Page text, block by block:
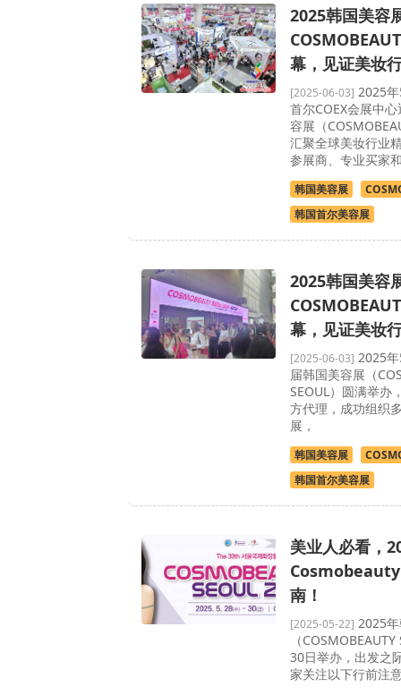
2025韩国美容
幕，见证美妆
[2025-06-03] 2025
首尔COEX会展中
容展（
汇聚全球美妆行业
参展商、专业买家
韩国美容展
韩国首尔美容展
2025韩国美容
幕，见证美妆
[2025-06-03] 2025
届韩国美容展（
SEOUL）圆满举办
方代理，成功组织
展，
韩国美容展
韩国首尔美容展
美业人必看，
南！
[2025-05-22] 2025
（
30日举办，出发之
家关注以下行前注